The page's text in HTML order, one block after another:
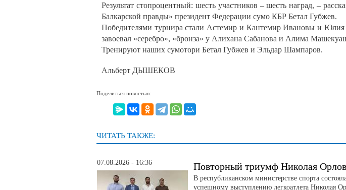
Результат стопроцентный: шесть участников – шесть наград, –
Балкарской правды» президент Федерации сумо КБР Бетал Губжев.
Победителями турнира стали Астемир и Кантемир Ивановы и
завоевал «серебро», «бронза» у Алихана Сабанова и Алима
Тренируют наших сумотори Бетал Губжев и Эльдар Шампаров.
Альберт ДЫШЕКОВ
Поделиться новостью:
ЧИТАТЬ ТАКЖЕ:
07.08.2026 - 16:36 Повторный триумф Николая
В республиканском министерстве спорта
успешному выступлению легкоатлета Николая